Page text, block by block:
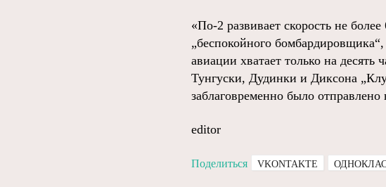
«По-2 развивает скорость не
„беспокойного
авиации хватает только на
Тунгуски, Дудинки и Диксона
заблаговременно было
editor
Поделиться VKONTAKTE